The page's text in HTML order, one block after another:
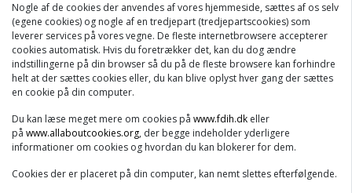
Nogle af de cookies der anvendes af vores hjemmeside, sættes af os selv
(egene cookies) og nogle af en tredjepart (tredjepartscookies) som
leverer services på vores vegne. De fleste internetbrowsere accepterer
cookies automatisk. Hvis du foretrækker det, kan du dog ændre
indstillingerne på din browser så du på de fleste browsere kan forhindre
helt at der sættes cookies eller, du kan blive oplyst hver gang der sættes
en cookie på din computer.
Du kan læse meget mere om cookies på www.fdih.dk eller
på www.allaboutcookies.org, der begge indeholder yderligere
informationer om cookies og hvordan du kan blokerer for dem.
Cookies der er placeret på din computer, kan nemt slettes efterfølgende.